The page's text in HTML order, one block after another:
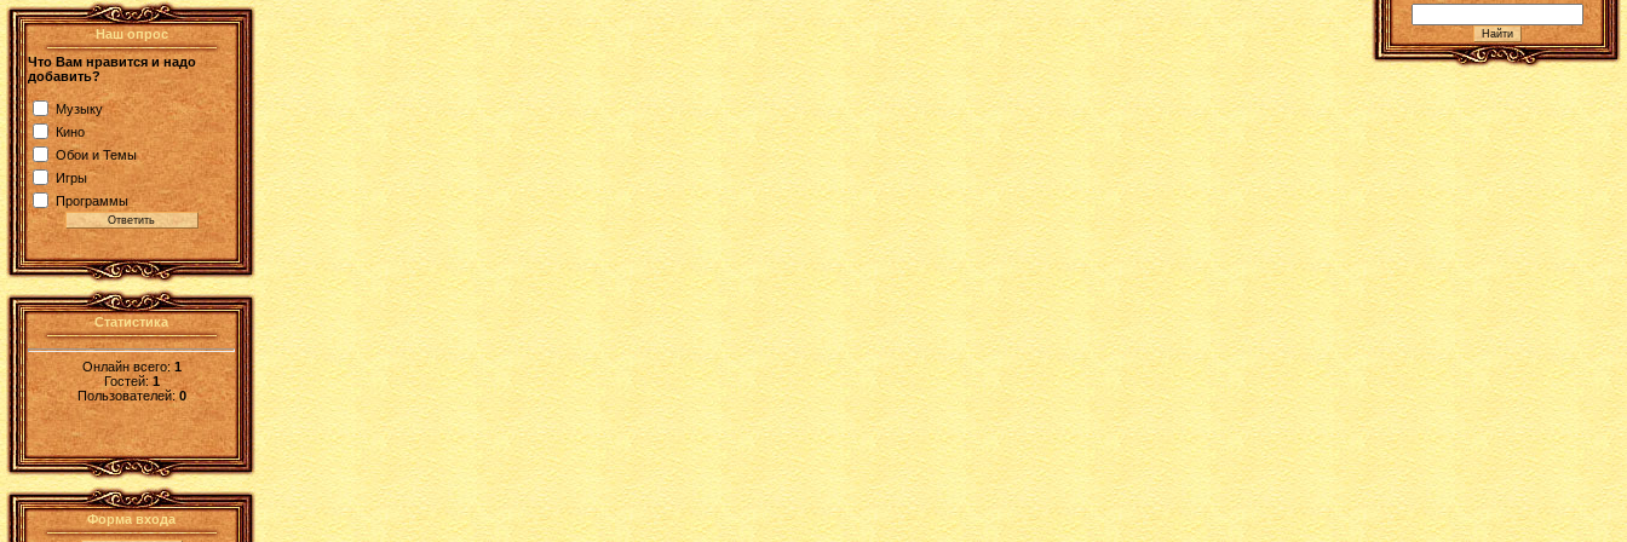
Наш опрос
Что Вам нравится и надо
добавить?
Музыку
Кино
Обои и Темы
Игры
Программы
Статистика
Онлайн всего:1
Гостей:1
Пользователей: 0
Форма входа